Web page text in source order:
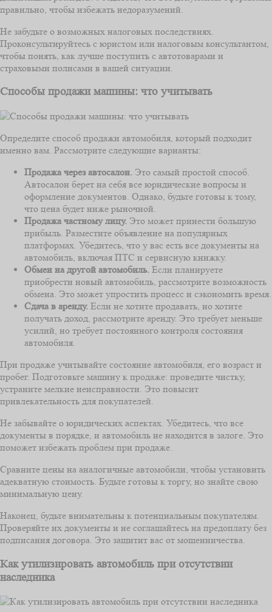
правильно, чтобы избежать недоразумений.
Не забудьте о возможных налоговых последствиях.
Проконсультируйтесь с юристом или налоговым консультантом,
чтобы понять, как лучше поступить с автотоварами и
страховыми полисами в вашей ситуации.
Способы продажи машины: что учитывать
Определите способ продажи автомобиля, который подходит
именно вам. Рассмотрите следующие варианты:
Продажа через автосалон. Это самый простой способ.
Автосалон берет на себя все юридические вопросы и
оформление документов. Однако, будьте готовы к тому,
что цена будет ниже рыночной.
Продажа частному лицу. Это может принести большую
прибыль. Разместите объявление на популярных
платформах. Убедитесь, что у вас есть все документы на
автомобиль, включая ПТС и сервисную книжку.
Обмен на другой автомобиль. Если планируете
приобрести новый автомобиль, рассмотрите возможность
обмена. Это может упростить процесс и сэкономить время.
Сдача в аренду. Если не хотите продавать, но хотите
получать доход, рассмотрите аренду. Это требует меньше
усилий, но требует постоянного контроля состояния
автомобиля.
При продаже учитывайте состояние автомобиля, его возраст и
пробег. Подготовьте машину к продаже: проведите чистку,
устраните мелкие неисправности. Это повысит
привлекательность для покупателей.
Не забывайте о юридических аспектах. Убедитесь, что все
документы в порядке, и автомобиль не находится в залоге. Это
поможет избежать проблем при продаже.
Сравните цены на аналогичные автомобили, чтобы установить
адекватную стоимость. Будьте готовы к торгу, но знайте свою
минимальную цену.
Наконец, будьте внимательны к потенциальным покупателям.
Проверяйте их документы и не соглашайтесь на предоплату без
подписания договора. Это защитит вас от мошенничества.
Как утилизировать автомобиль при отсутствии
наследника